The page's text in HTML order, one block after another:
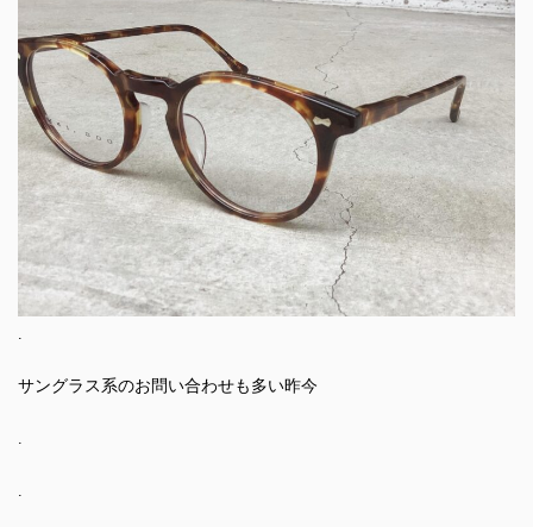
サングラス系のお問い合わせも多い昨今